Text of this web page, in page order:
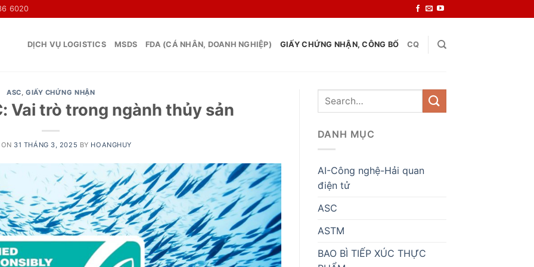
6020
DỊCH VỤ LOGISTICS MSDS FDA (CÁ NHÂN, DOANH NGHIỆP) GIẤY CHỨNG NHẬN, CÔNG BỐ CQ
ASC, GIẤY CHỨNG NHẬN
Vai trò trong ngành thủy sản
31 THÁNG 3, 2025 BY HOANGHUY
DANH MỤC
AI-Công nghệ-Hải quan
điện tử
ASC
ASTM
BAO BÌ TIẾP XÚC THỰC